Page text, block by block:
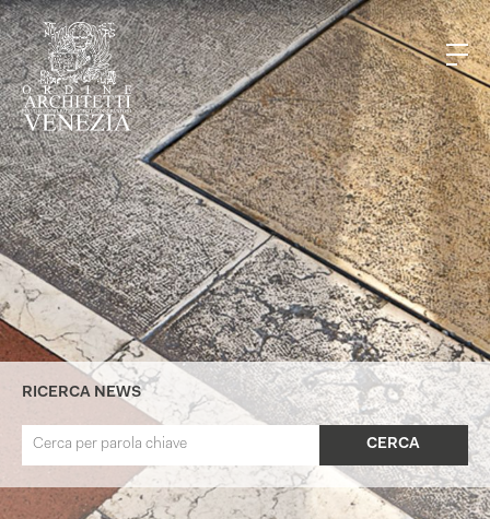
RICERCA NEWS